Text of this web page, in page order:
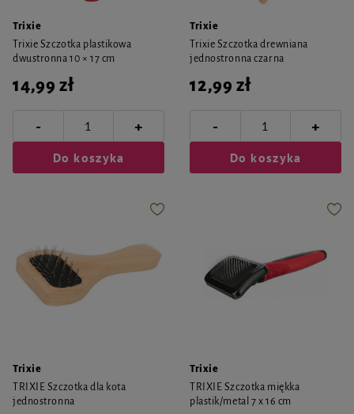
Trixie
Trixie Szczotka plastikowa
dwustronna 10 × 17 cm
14,99 zł
- +
Do koszyka
Trixie
Trixie Szczotka drewniana
jednostronna czarna
12,99 zł
- +
Do koszyka
Trixie
TRIXIE Szczotka dla kota
jednostronna
Trixie
TRIXIE Szczotka miękka
plastik/metal 7 x 16 cm